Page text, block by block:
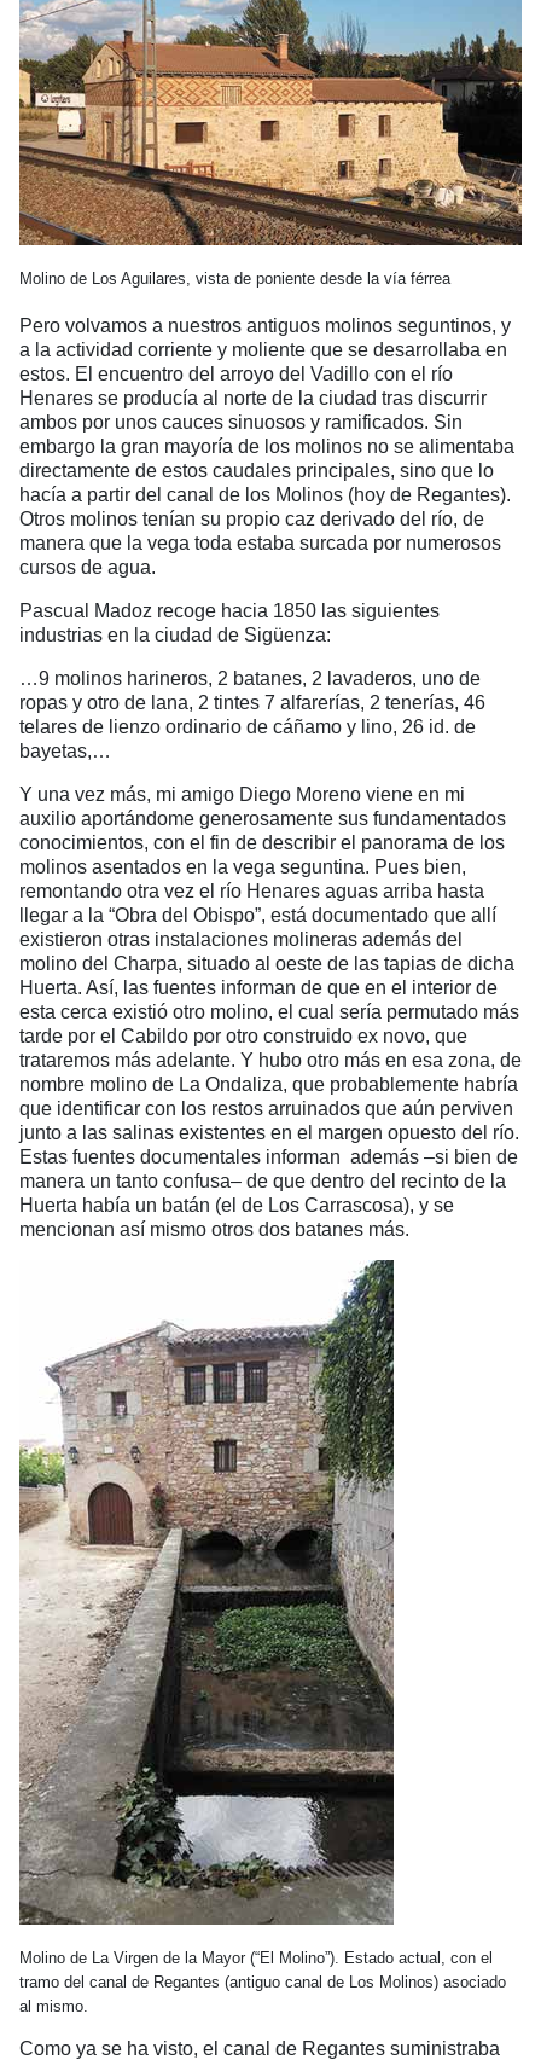
Molino de Los Aguilares, vista de poniente desde la vía férrea
Pero volvamos a nuestros antiguos molinos seguntinos, y
a la actividad corriente y moliente que se desarrollaba en
estos. El encuentro del arroyo del Vadillo con el río
Henares se producía al norte de la ciudad tras discurrir
ambos por unos cauces sinuosos y ramificados. Sin
embargo la gran mayoría de los molinos no se alimentaba
directamente de estos caudales principales, sino que lo
hacía a partir del canal de los Molinos (hoy de Regantes).
Otros molinos tenían su propio caz derivado del río, de
manera que la vega toda estaba surcada por numerosos
cursos de agua.
Pascual Madoz recoge hacia 1850 las siguientes
industrias en la ciudad de Sigüenza:
…9 molinos harineros, 2 batanes, 2 lavaderos, uno de
ropas y otro de lana, 2 tintes 7 alfarerías, 2 tenerías, 46
telares de lienzo ordinario de cáñamo y lino, 26 id. de
bayetas,…
Y una vez más, mi amigo Diego Moreno viene en mi
auxilio aportándome generosamente sus fundamentados
conocimientos, con el fin de describir el panorama de los
molinos asentados en la vega seguntina. Pues bien,
remontando otra vez el río Henares aguas arriba hasta
llegar a la “Obra del Obispo”, está documentado que allí
existieron otras instalaciones molineras además del
molino del Charpa, situado al oeste de las tapias de dicha
Huerta. Así, las fuentes informan de que en el interior de
esta cerca existió otro molino, el cual sería permutado más
tarde por el Cabildo por otro construido ex novo, que
trataremos más adelante. Y hubo otro más en esa zona, de
nombre molino de La Ondaliza, que probablemente habría
que identificar con los restos arruinados que aún perviven
junto a las salinas existentes en el margen opuesto del río.
Estas fuentes documentales informan además –si bien de
manera un tanto confusa– de que dentro del recinto de la
Huerta había un batán (el de Los Carrascosa), y se
mencionan así mismo otros dos batanes más.
Molino de La Virgen de la Mayor (“El Molino”). Estado actual, con el
tramo del canal de Regantes (antiguo canal de Los Molinos) asociado
al mismo.
Como ya se ha visto, el canal de Regantes suministraba